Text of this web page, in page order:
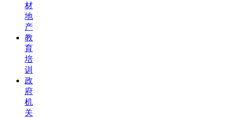
材
地
产
教
育
培
训
政
府
机
关